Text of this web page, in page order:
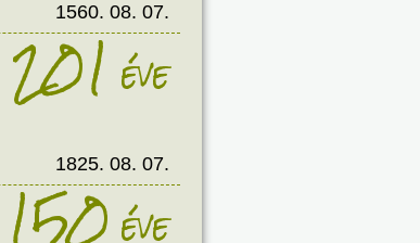
1560. 08. 07.
201éve
1825. 08. 07.
150éve